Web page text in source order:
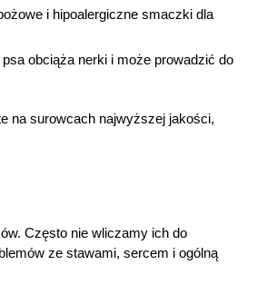
i hipoalergiczne smaczki dla
obciąża nerki i może prowadzić do
na surowcach najwyższej jakości,
Często nie wliczamy ich do
ze stawami, sercem i ogólną